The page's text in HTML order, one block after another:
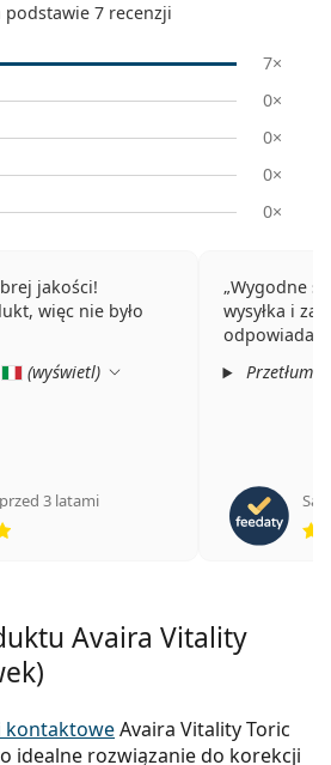
podstawie 7 recenzji
7×
0×
0×
0×
0×
jakości!
więc nie było
(wyświetl)
przed 3 latami
Wygodne
wysyłka i
Avaira Vitality
kontaktoweAvaira Vitality Toric
idealne rozwiązanie do korekcji